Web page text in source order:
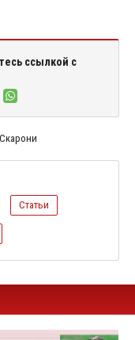
ссылкой с
Статьи